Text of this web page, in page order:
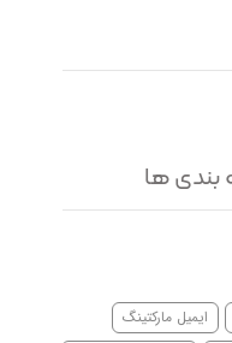
ها
ایمیل مارکتینگ